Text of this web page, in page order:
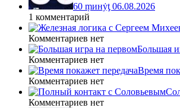
60 ṃинẏƫ 06.08.2026
1 комментарий
Комментариев нет
Большая
Комментариев нет
Время
Комментариев нет
Комментариев нет